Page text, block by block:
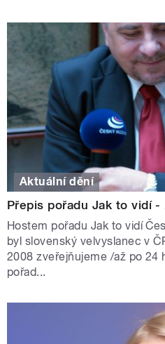
Aktuální dění
Přepis pořadu Jak to vidí -
Hostem pořadu Jak to vidí
byl slovenský velvyslanec v
2008 zveřejňujeme /až po 24
pořad...